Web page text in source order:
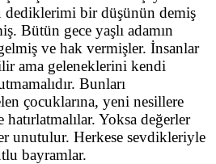
dediklerimi bir düşünün demiş
Bütün gece yaşlı adamın
ve hak vermişler. İnsanlar
ama geleneklerini kendi
Bunları
çocuklarına, yeni nesillere
Yoksa değerler
unutulur. Herkese sevdikleriyle
bayramlar.